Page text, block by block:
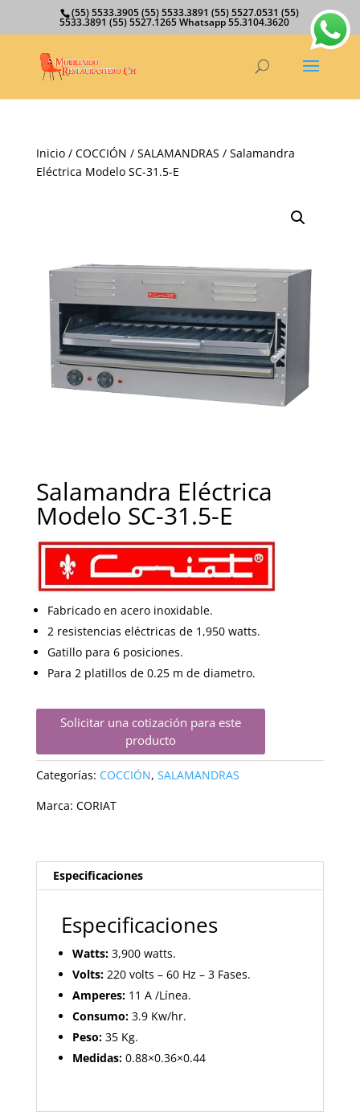
(55) 5533.3905 (55) 5533.3891 (55) 5527.0531 (55)
5533.3891 (55) 5527.1265 Whatsapp 55.3104.3620
Inicio/ COCCIÓN / SALAMANDRAS / Salamandra
Eléctrica Modelo SC-31.5-E
Salamandra Eléctrica
Modelo SC-31.5-E
Fabricado en acero inoxidable.
2 resistencias eléctricas de 1,950 watts.
Gatillo para 6 posiciones.
Para 2 platillos de 0.25 m de diametro.
Solicitar una cotización para este
producto
Categorías: COCCIÓN, SALAMANDRAS
Marca: CORIAT
Especificaciones
Especificaciones
Watts:3,900 watts.
Volts:220 volts – 60 Hz – 3 Fases.
Amperes:11 A /Línea.
Consumo:3.9 Kw/hr.
Peso:35 Kg.
Medidas:0.88×0.36×0.44